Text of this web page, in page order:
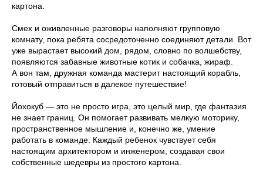
картона.
Смех и оживленные разговоры наполняют групповую
комнату, пока ребята сосредоточенно соединяют детали. Вот
уже вырастает высокий дом, рядом, словно по волшебству,
появляются забавные животные котик и собачка, жираф.
А вон там, дружная команда мастерит настоящий корабль,
готовый отправиться в далекое путешествие!
Йохокуб — это не просто игра, это целый мир, где фантазия
не знает границ. Он помогает развивать мелкую моторику,
пространственное мышление и, конечно же, умение
работать в команде. Каждый ребенок чувствует себя
настоящим архитектором и инженером, создавая свои
собственные шедевры из простого картона.